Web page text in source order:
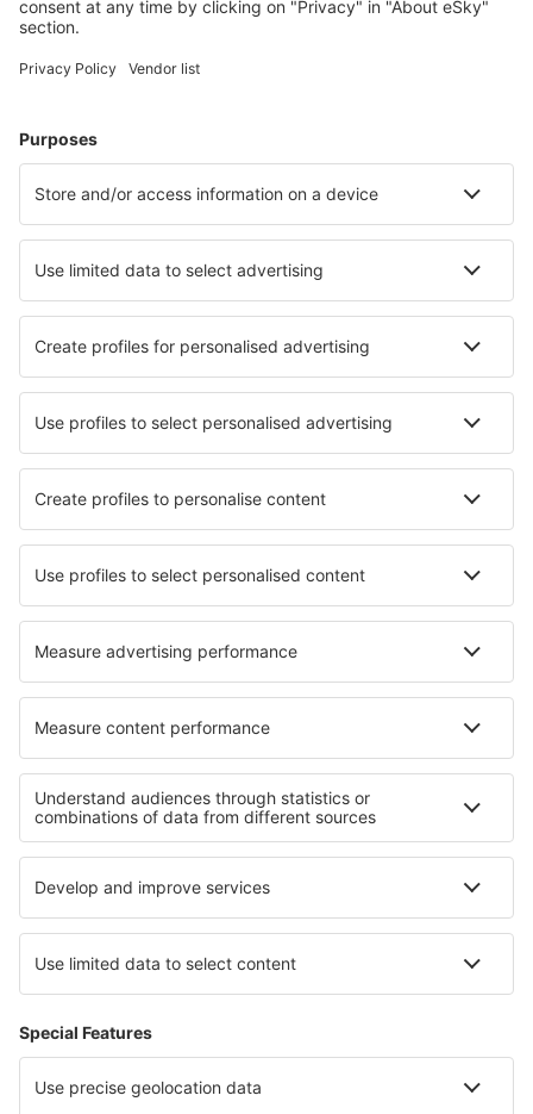
Planifică-ți călătoria
Bilete de avion
Zbor+Hotel
Află mai multe
Companii aeriene
Wizz Air
Lufthansa
Despre eSky
Cariere
Termeni şi condiţii
Rezervările mele
Politica de Confidențialitate
Politică cookie
Asistenţă şi contact
Țări